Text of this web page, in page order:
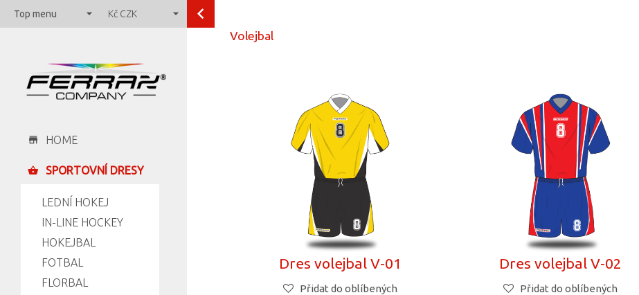
Kč CZK
Top menu
HOME
SPORTOVNÍ DRESY
LEDNÍ HOKEJ
IN-LINE HOCKEY
HOKEJBAL
FOTBAL
FLORBAL
Volejbal
Dres volejbal V-01
Přidat do oblíbených
Dres volejbal V-02
Přidat do oblíbených